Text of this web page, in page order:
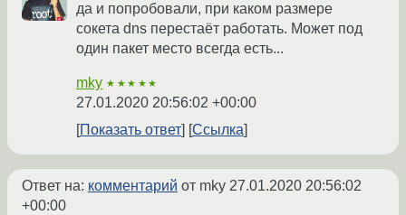
да и попробовали, при каком размере
сокета dns перестаёт работать. Может под
один пакет место всегда есть...
mky ★★★★★
27.01.2020 20:56:02 +00:00
Показать ответ
Ссылка
Ответ на: комментарий от mky 27.01.2020 20:56:02
+00:00